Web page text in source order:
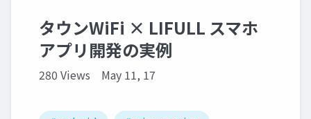
タウンWiFi × LIFULL スマホ
アプリ開発の実例
280 Views May 11, 17